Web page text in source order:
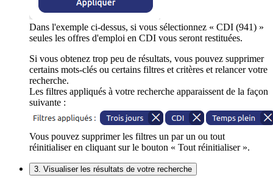
Dans l'exemple ci-dessus, si vous sélectionnez « CDI (941) »
seules les offres d'emploi en CDI vous seront restituées.
Si vous obtenez trop peu de résultats, vous pouvez supprimer
certains mots-clés ou certains filtres et critères et relancer votre
recherche.
Les filtres appliqués à votre recherche apparaissent de la façon
suivante :
Vous pouvez supprimer les filtres un par un ou tout
réinitialiser en cliquant sur le bouton « Tout réinitialiser ».
3. Visualiser les résultats de votre recherche